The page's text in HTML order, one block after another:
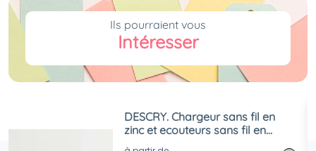
Ils pourraient vous
Intéresser
DESCRY. Chargeur sans fil en
zinc et ecouteurs sans fil en
métal et ABS